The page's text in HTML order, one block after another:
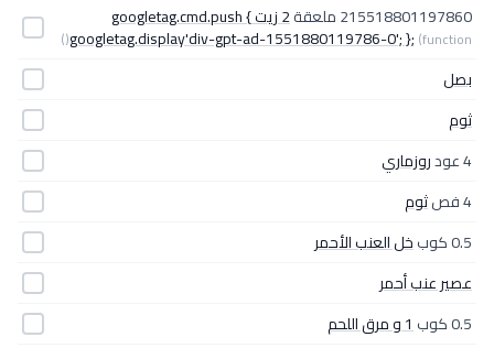
215518801197860 ملعقة
2 زيت googletag.cmd.push {
googletag.display'div-gpt-ad-1551880119786-0'; }; (function()
بصل
ثوم
4 عود
روزماري
4 فص
ثوم
0.5 كوب
خل العنب الأحمر
عصير عنب أحمر
0.5 كوب
1 و مرق اللحم